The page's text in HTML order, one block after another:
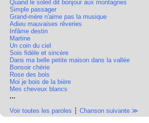
Quand le soleil dit bonjour aux montagnes
Simple passager
Grand-mère n'aime pas la musique
Adieu mauvaises rêveries
Infâme destin
Martine
Un coin du ciel
Sois fidèle et sincère
Dans ma belle petite maison dans la vallée
Bonsoir chérie
Rose des bois
Moi je bois de la bière
Mes cheveux blancs
...
Voir toutes les paroles ┆ Chanson suivante ≫